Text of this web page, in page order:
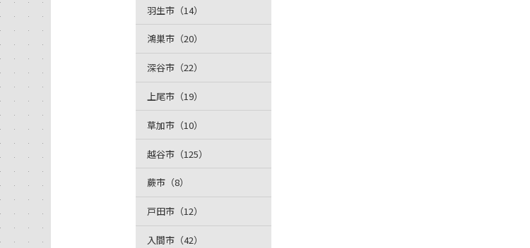
羽生市（14）
鴻巣市（20）
深谷市（22）
上尾市（19）
草加市（10）
越谷市（125）
蕨市（8）
戸田市（12）
入間市（42）